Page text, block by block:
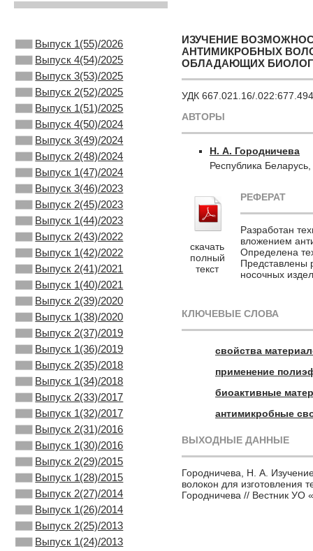
Выпуск 1(55)/2026
Выпуск 4(54)/2025
Выпуск 3(53)/2025
Выпуск 2(52)/2025
Выпуск 1(51)/2025
Выпуск 4(50)/2024
Выпуск 3(49)/2024
Выпуск 2(48)/2024
Выпуск 1(47)/2024
Выпуск 3(46)/2023
Выпуск 2(45)/2023
Выпуск 1(44)/2023
Выпуск 2(43)/2022
Выпуск 1(42)/2022
Выпуск 2(41)/2021
Выпуск 1(40)/2021
Выпуск 2(39)/2020
Выпуск 1(38)/2020
Выпуск 2(37)/2019
Выпуск 1(36)/2019
Выпуск 2(35)/2018
Выпуск 1(34)/2018
Выпуск 2(33)/2017
Выпуск 1(32)/2017
Выпуск 2(31)/2016
Выпуск 1(30)/2016
Выпуск 2(29)/2015
Выпуск 1(28)/2015
Выпуск 2(27)/2014
Выпуск 1(26)/2014
Выпуск 2(25)/2013
Выпуск 1(24)/2013
ИЗУЧЕНИЕ
АНТИМИКРОБНЫХ
ОБЛАДАЮЩИХ
УДК 667.021.16/
АВТОРЫ
Н. А. Городничева
Республика
скачать
полный
текст
РЕФЕРАТ
Разработан
вложением
Определена
Представлены
носочных
КЛЮЧЕВЫЕ СЛОВА
свойства
применение
биоактивные
антимикробные
ВЫХОДНЫЕ ДАННЫЕ
Городничева, Н. А.
волокон для изготовления
Городничева // Вестник